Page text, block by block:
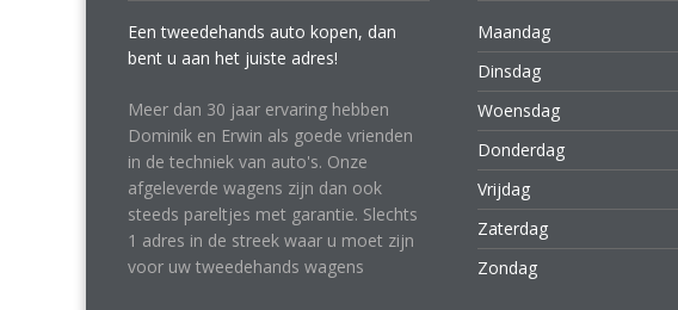
Een tweedehands auto kopen, dan
bent u aan het juiste adres!
Meer dan 30 jaar ervaring hebben
Dominik en Erwin als goede vrienden
in de techniek van auto's. Onze
afgeleverde wagens zijn dan ook
steeds pareltjes met garantie. Slechts
1 adres in de streek waar u moet zijn
voor uw tweedehands wagens
Maandag
Dinsdag
Woensdag
Donderdag
Vrijdag
Zaterdag
Zondag